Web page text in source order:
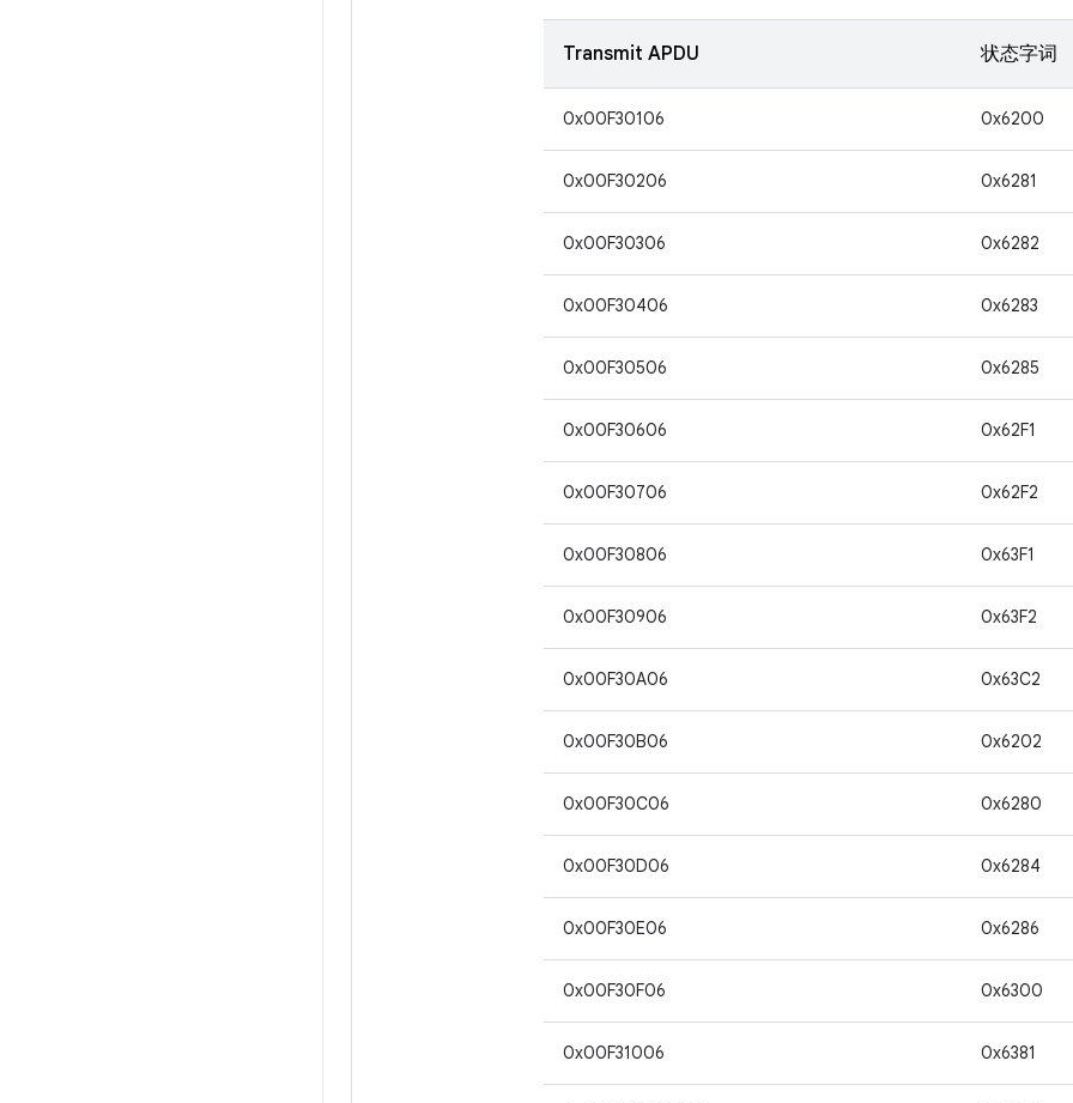
Transmit APDU 状态字词
0x00F30106 0x6200
0x00F30206 0x6281
0x00F30306 0x6282
0x00F30406 0x6283
0x00F30506 0x6285
0x00F30606 0x62F1
0x00F30706 0x62F2
0x00F30806 0x63F1
0x00F30906 0x63F2
0x00F30A06 0x63C2
0x00F30B06 0x6202
0x00F30C06 0x6280
0x00F30D06 0x6284
0x00F30E06 0x6286
0x00F30F06 0x6300
0x00F31006 0x6381